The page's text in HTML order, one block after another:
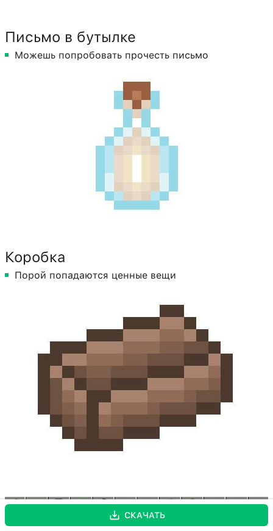
Письмо в бутылке
Можешь попробовать прочесть письмо
Коробка
Порой попадаются ценные вещи
СКАЧАТЬ